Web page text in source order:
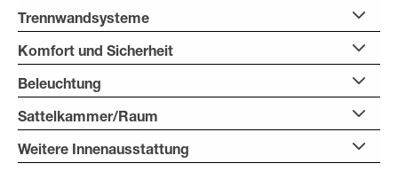
Trennwandsysteme
Komfort und Sicherheit
Beleuchtung
Sattelkammer/Raum
Weitere Innenausstattung